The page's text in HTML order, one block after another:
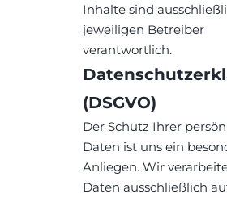
Inhalte sind
jeweiligen Betreiber
verantwortlich.
(DSGVO)
Der Schutz Ihrer
Daten ist uns ein
Anliegen. Wir
Daten ausschließlich